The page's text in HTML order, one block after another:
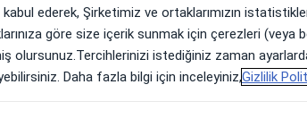
Kulak Çınlaması (Tinnitus)
+9a11y_sr_more_diseases
kabul ederek, Şirketimiz ve ortaklarımızın
göre size içerik sunmak için çerezleri (veya
olursunuz.Tercihlerinizi istediğiniz zaman
Daha fazla bilgi için inceleyiniz,Gizlilik